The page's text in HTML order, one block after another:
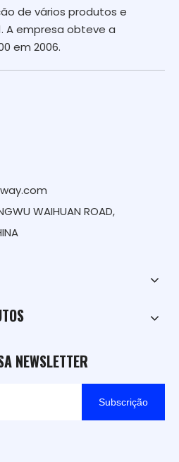
de vários produtos e
A empresa obteve a
em 2006.
WAIHUAN ROAD,
NEWSLETTER
Subscrição